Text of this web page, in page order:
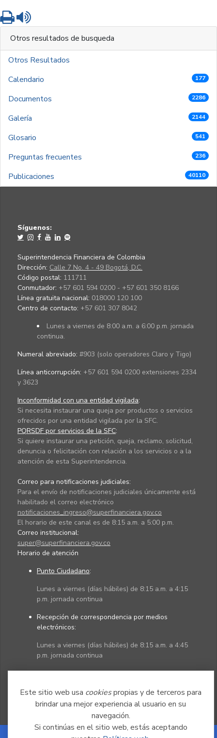
Este sitio web usa cookiespropias y de terceros para
brindar una mejor experiencia al usuario en su
navegación.
Si continúas en el sitio web, estás aceptando
Imprimir
Otros resultados de busqueda
Otros Resultados
Calendario
177
Documentos 2286
Galería 2144
Glosario 541
Preguntas frecuentes 236
Publicaciones 40110
Síguenos:
Superintendencia Financiera de Colombia
Dirección: Calle 7 No. 4 - 49 Bogotá, D.C.
Código postal: 111711
Conmutador: +57 601 594 0200 - +57 601 350 8166
Línea gratuita nacional: 018000 120 100
Centro de contacto: +57 601 307 8042
Lunes a viernes de 8:00 a.m. a 6:00 p.m. jornada
continua.
Numeral abreviado: #903 (solo operadores Claro y Tigo)
Línea anticorrupción: +57 601 594 0200 extensiones 2334
y 3623
Inconformidad con una entidad vigilada:
Si necesita instaurar una queja por productos o servicios
ofrecidos por una entidad vigilada por la SFC.
PQRSDF por servicios de la SFC:
Si quiere instaurar una petición, queja, reclamo, solicitud,
denuncia o felicitación con relación a los servicios o a la
atención de esta Superintendencia.
Correo para notificaciones judiciales:
Para el envío de notificaciones judiciales únicamente está
habilitado el correo electrónico
notificaciones_ingreso@superfinanciera.gov.co
El horario de este canal es de 8:15 a.m. a 5:00 p.m.
Correo institucional:
super@superfinanciera.gov.co
Horario de atención
Punto Ciudadano:
Lunes a viernes (días hábiles) de 8:15 a.m. a 4:15
p.m. jornada continua
Recepción de correspondencia por medios
electrónicos:
Lunes a viernes (días hábiles) de 8:15 a.m. a 4:45
p.m. jornada continua